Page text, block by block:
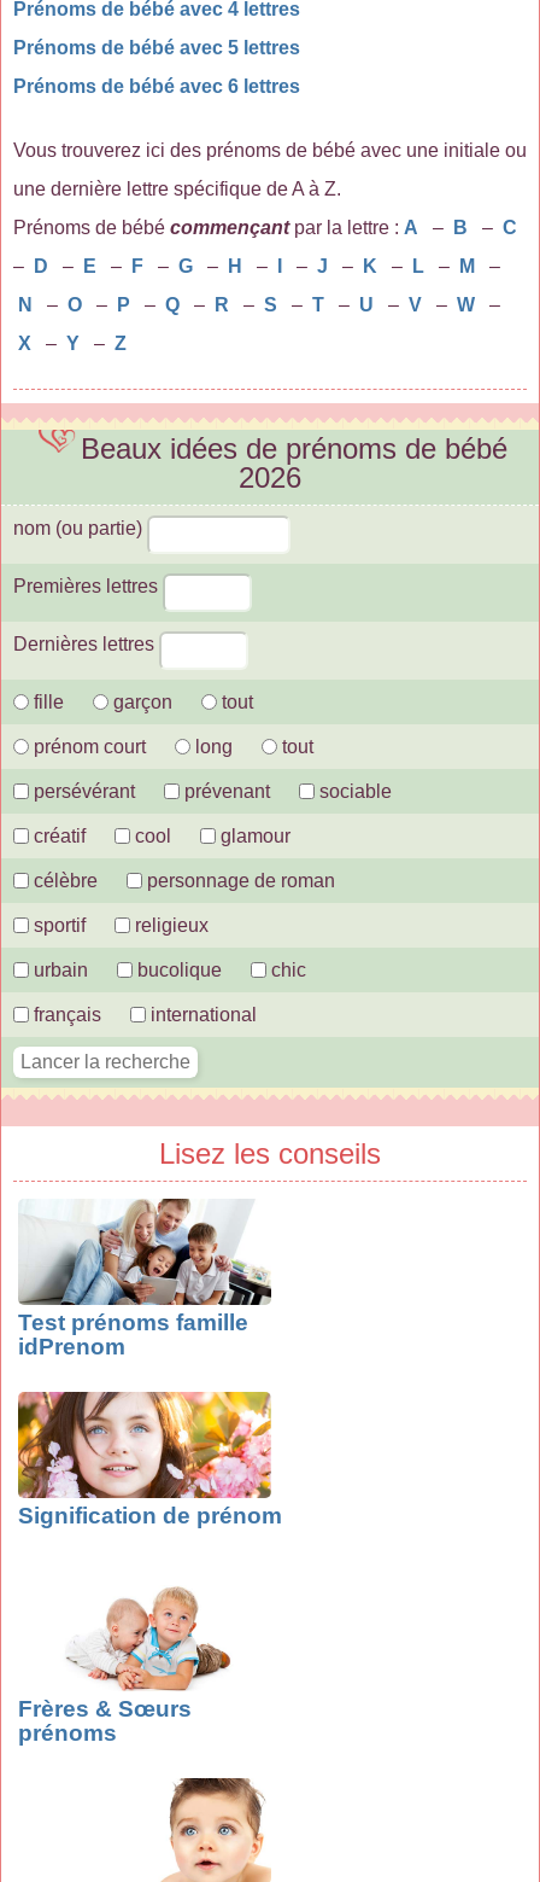
Prénoms de bébé avec 4 lettres
Prénoms de bébé avec 5 lettres
Prénoms de bébé avec 6 lettres
Vous trouverez ici des prénoms de bébé avec une initiale ou
une dernière lettre spécifique de A à Z.
Prénoms de bébé commençantpar la lettre : A – B – C
–
D – E – F – G – H – – J – K – L – M
–
N
– O – P – Q – R – S – T – U – V – W
–
X
– Y – Z
Beaux idées de prénoms de bébé
2026
nom (ou partie)
Premières lettres
Dernières lettres
fille garçon tout
prénom court long tout
persévérant prévenant sociable
créatif cool glamour
célèbre personnage de roman
sportif religieux
urbain bucolique chic
français international
Lisez les conseils
Test prénoms famille
idPrenom
Signification de prénom
Frères & Sœurs
prénoms